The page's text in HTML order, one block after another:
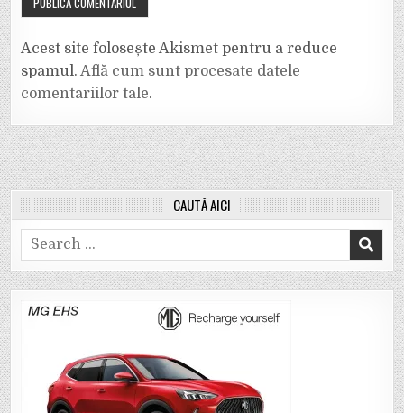
Acest site folosește Akismet pentru a reduce
spamul. Află cum sunt procesate datele
comentariilor tale.
CAUTĂ AICI
Search
for: